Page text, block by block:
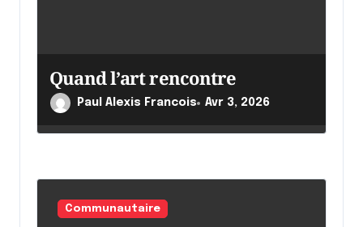
c
l
e
Quand l’art rencontre
Paul Alexis Francois Avr 3, 2026
Communautaire